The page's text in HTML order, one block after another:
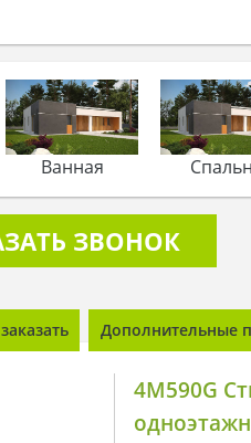
Ванная
ЗВОНОК
Дополнительные
4M590G